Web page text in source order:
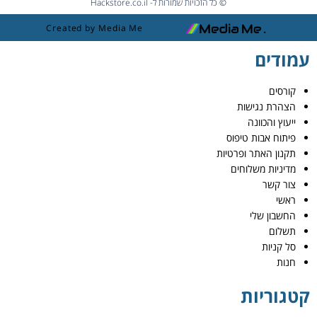
Created by Media Me
עמודים
קורסים
הצהרת נגישות
ייעוץ והכוונה
פיתוח אבות טיפוס
תקנון האתר ופרטיות
מדיניות משלוחים
צור קשר
ראשי
החשבון שלי
תשלום
סל קניות
חנות
קטגוריות